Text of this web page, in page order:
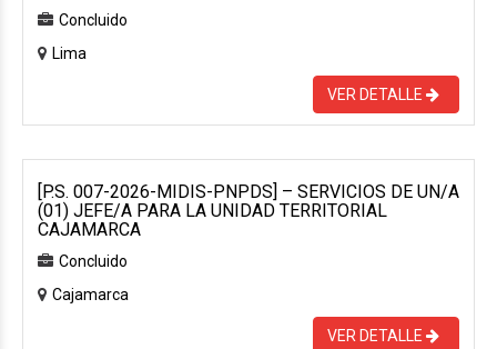
Concluido
Lima
VER DETALLE
[P.S. 007-2026-MIDIS-PNPDS] – SERVICIOS DE UN/A
(01) JEFE/A PARA LA UNIDAD TERRITORIAL
CAJAMARCA
Concluido
Cajamarca
VER DETALLE